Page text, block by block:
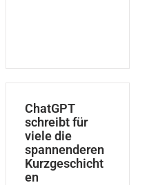
ChatGPT
schreibt für
viele die
spannenderen
Kurzgeschicht
en